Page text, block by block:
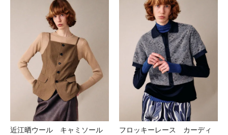
近江晒ウール キャミソール
フロッキーレース カーディ